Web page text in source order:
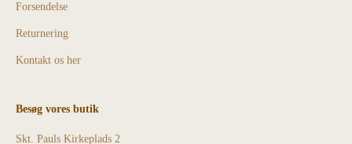
Forsendelse
Returnering
Kontakt os her
Besøg vores butik
Skt. Pauls Kirkeplads 2